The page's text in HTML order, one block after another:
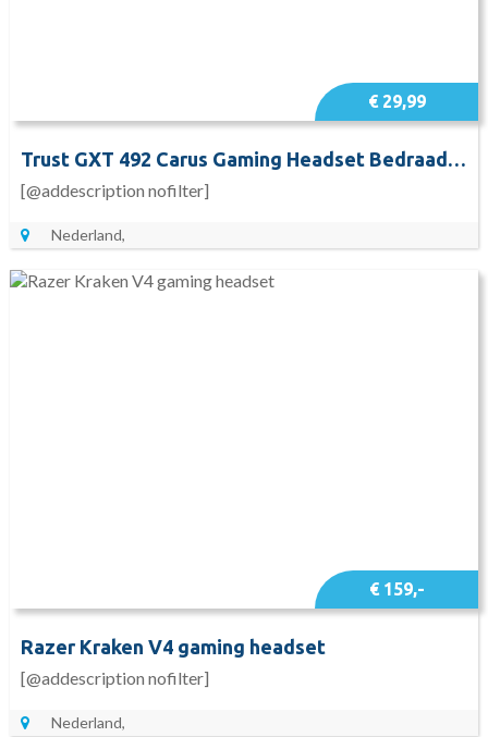
€ 29,99
Trust GXT 492 Carus Gaming Headset Bedraad Over-ear
[@addescription nofilter]
Nederland,
€ 159,-
Razer Kraken V4 gaming headset
[@addescription nofilter]
Nederland,